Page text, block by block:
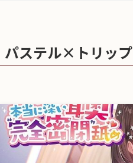
パステル×トリップ